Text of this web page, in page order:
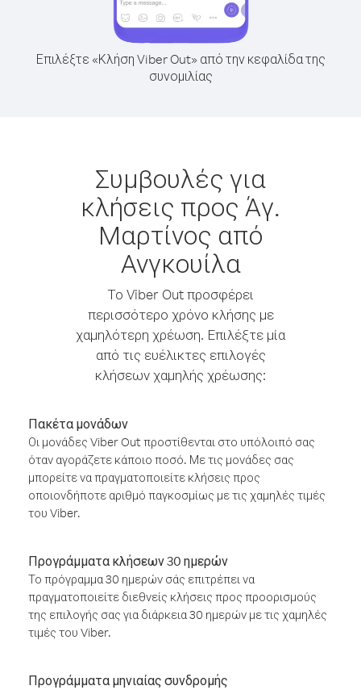
Επιλέξτε «Κλήση Viber Out» από την κεφαλίδα της
συνομιλίας
Συμβουλές για
κλήσεις προς Άγ.
Μαρτίνος από
Ανγκουίλα
Το Viber Out προσφέρει
περισσότερο χρόνο κλήσης με
χαμηλότερη χρέωση. Επιλέξτε μία
από τις ευέλικτες επιλογές
κλήσεων χαμηλής χρέωσης:
Πακέτα μονάδων
Οι μονάδες Viber Out προστίθενται στο υπόλοιπό σας
όταν αγοράζετε κάποιο ποσό. Με τις μονάδες σας
μπορείτε να πραγματοποιείτε κλήσεις προς
οποιονδήποτε αριθμό παγκοσμίως με τις χαμηλές τιμές
του Viber.
Προγράμματα κλήσεων 30 ημερών
Το πρόγραμμα 30 ημερών σάς επιτρέπει να
πραγματοποιείτε διεθνείς κλήσεις προς προορισμούς
της επιλογής σας για διάρκεια 30 ημερών με τις χαμηλές
τιμές του Viber.
Προγράμματα μηνιαίας συνδρομής